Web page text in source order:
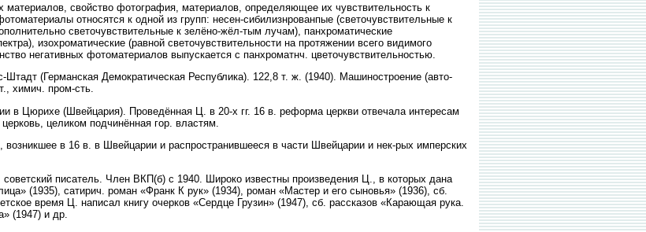
свойство фотография, материалов, определяющее их чувствительность к
относятся к одной из групп: несен-сибилизнрованпые (светочувствительные к
светочувствительные к зелёно-жёл-тым лучам), панхроматические
изохроматические (равной светочувствительности на протяжении всего видимого
негативных фотоматериалов выпускается с панхроматнч. цветочувствительностью.
(Германская Демократическая Республика). 122,8 т. ж. (1940). Машиностроение (авто-
химич. пром-сть.
Цюрихе (Швейцария). Проведённая Ц. в 20-х гг. 16 в. реформа церкви отвечала интересам
целиком подчинённая гор. властям.
в 16 в. в Швейцарии и распространившееся в части Швейцарии и нек-рых имперских
писатель. Член ВКП(б) с 1940. Широко известны произведения Ц., в которых дана
(1935), сатирич. роман «Франк К рук» (1934), роман «Мастер и его сыновья» (1936), сб.
время Ц. написал книгу очерков «Сердце Грузин» (1947), сб. рассказов «Карающая рука.
(1947) и др.